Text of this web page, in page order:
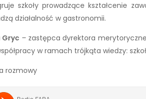
szkoły prowadzące kształcenie
działalność w gastronomii.
Gryc – zastępca dyrektora
w ramach trójkąta wiedzy:
rozmowy